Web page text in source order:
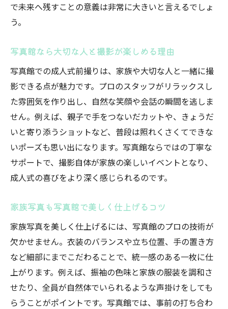
で未来へ残すことの意義は非常に大きいと言えるでしょ
う。
写真館なら大切な人と撮影が楽しめる理由
写真館での成人式前撮りは、家族や大切な人と一緒に撮
影できる点が魅力です。プロのスタッフがリラックスし
た雰囲気を作り出し、自然な笑顔や会話の瞬間を逃しま
せん。例えば、親子で手をつないだカットや、きょうだ
いと寄り添うショットなど、普段は照れくさくてできな
いポーズも思い出になります。写真館ならではの丁寧な
サポートで、撮影自体が家族の楽しいイベントとなり、
成人式の喜びをより深く感じられるのです。
家族写真も写真館で美しく仕上げるコツ
家族写真を美しく仕上げるには、写真館のプロの技術が
欠かせません。衣装のバランスや立ち位置、手の置き方
など細部にまでこだわることで、統一感のある一枚に仕
上がります。例えば、振袖の色味と家族の服装を調和さ
せたり、全員が自然体でいられるような声掛けをしても
らうことがポイントです。写真館では、事前の打ち合わ